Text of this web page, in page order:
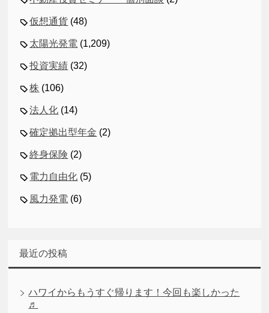
仮想通貨 (48)
太陽光発電 (1,209)
投資実績 (32)
株 (106)
法人化 (14)
確定拠出型年金 (2)
終身保険 (2)
電力自由化 (5)
風力発電 (6)
最近の投稿
ハワイからもうすぐ帰ります！今回も楽しかった
♬